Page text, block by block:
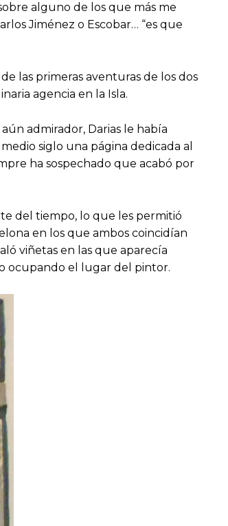
alguno de los que más me
Jiménez o Escobar… “es que
las primeras aventuras de los dos
agencia en la Isla.
admirador, Darias le había
siglo una página dedicada al
ha sospechado que acabó por
del tiempo, lo que les permitió
en los que ambos coincidían
viñetas en las que aparecía
ocupando el lugar del pintor.